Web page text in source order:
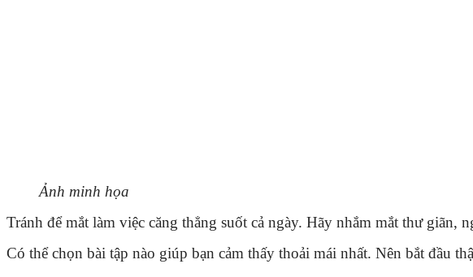
Ảnh minh họa
Tránh để mắt làm việc căng thẳng suốt cả ngày. Hãy nhắm mắt thư
Có thể chọn bài tập nào giúp bạn cảm thấy thoải mái nhất. Nên bắt đầu